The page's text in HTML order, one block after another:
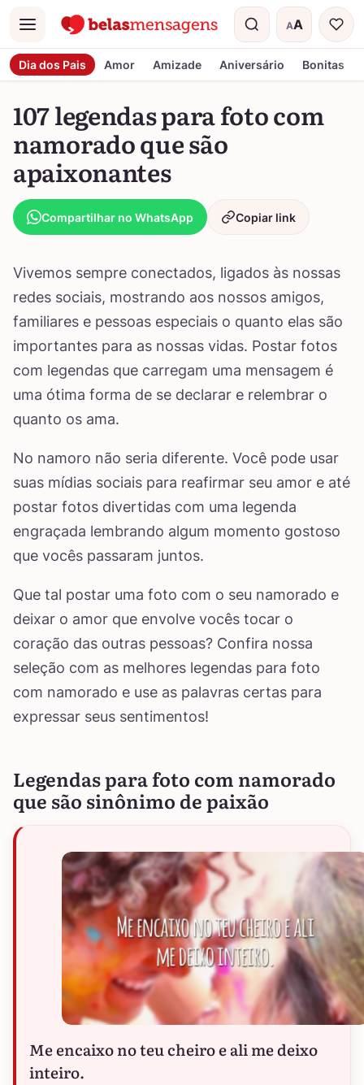
Menu AA
Tamanho do
Dia dos Pais Amor Amizade Aniversário Bonitas
107 legendas para foto com
namorado que são
apaixonantes
Compartilhar no WhatsApp Copiar link
Vivemos sempre conectados, ligados às nossas
redes sociais, mostrando aos nossos amigos,
familiares e pessoas especiais o quanto elas são
importantes para as nossas vidas. Postar fotos
com legendas que carregam uma mensagem é
uma ótima forma de se declarar e relembrar o
quanto os ama.
No namoro não seria diferente. Você pode usar
suas mídias sociais para reafirmar seu amor e até
postar fotos divertidas com uma legenda
engraçada lembrando algum momento gostoso
que vocês passaram juntos.
Que tal postar uma foto com o seu namorado e
deixar o amor que envolve vocês tocar o
coração das outras pessoas? Confira nossa
seleção com as melhores legendas para foto
com namorado e use as palavras certas para
expressar seus sentimentos!
Legendas para foto com namorado
que são sinônimo de paixão
Me encaixo no teu cheiro e ali me deixo
inteiro.